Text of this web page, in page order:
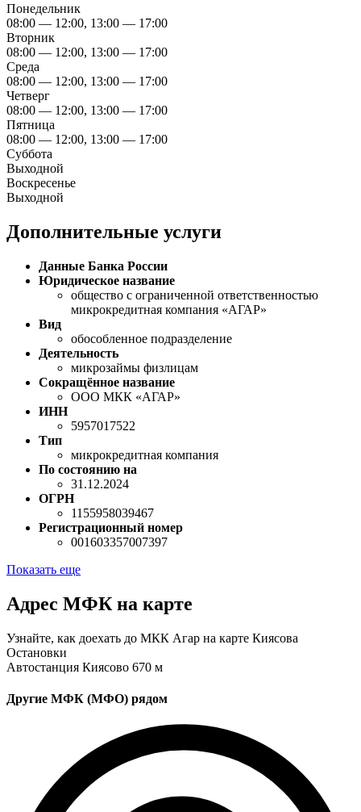
Понедельник
08:00 — 12:00, 13:00 — 17:00
Вторник
08:00 — 12:00, 13:00 — 17:00
Среда
08:00 — 12:00, 13:00 — 17:00
Четверг
08:00 — 12:00, 13:00 — 17:00
Пятница
08:00 — 12:00, 13:00 — 17:00
Суббота
Выходной
Воскресенье
Выходной
Дополнительные услуги
Данные Банка России
Юридическое название
общество с ограниченной ответственностью
микрокредитная компания «АГАР»
Вид
обособленное подразделение
Деятельность
микрозаймы физлицам
Сокращённое название
ООО МКК «АГАР»
ИНН
5957017522
Тип
микрокредитная компания
По состоянию на
31.12.2024
ОГРН
1155958039467
Регистрационный номер
001603357007397
Показать еще
Адрес МФК на карте
Узнайте, как доехать до МКК Агар на карте Киясова
Остановки
Автостанция Киясово 670 м
Другие МФК (МФО) рядом